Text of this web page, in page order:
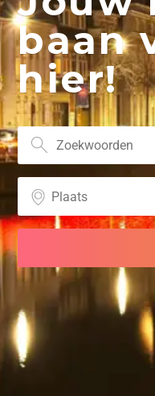
baan
hier!